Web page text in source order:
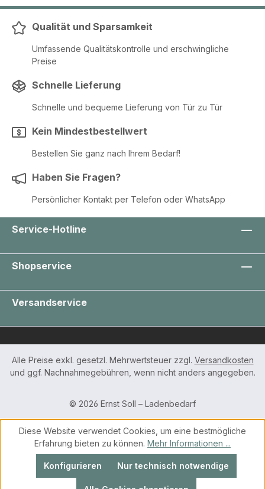
Qualität und Sparsamkeit
Umfassende Qualitätskontrolle und erschwingliche
Preise
Schnelle Lieferung
Schnelle und bequeme Lieferung von Tür zu Tür
Kein Mindestbestellwert
Bestellen Sie ganz nach Ihrem Bedarf!
Haben Sie Fragen?
Persönlicher Kontakt per Telefon oder WhatsApp
Service-Hotline
Shopservice
Versandservice
Alle Preise exkl. gesetzl. Mehrwertsteuer zzgl. Versandkosten
und ggf. Nachnahmegebühren, wenn nicht anders angegeben.
© 2026 Ernst Soll – Ladenbedarf
Diese Website verwendet Cookies, um eine bestmögliche
Erfahrung bieten zu können. Mehr Informationen ...
Nur technisch notwendige
Konfigurieren